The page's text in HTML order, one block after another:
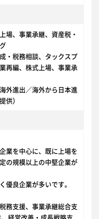
場、事業承継、資産税・
・税務相談、タックスプ
再編、株式上場、事業承
外進出／海外から日本進
供）
業を中心に、既に上場を
の規模以上の中堅企業が
優良企業が多いです。
務支援、事業承継総合支